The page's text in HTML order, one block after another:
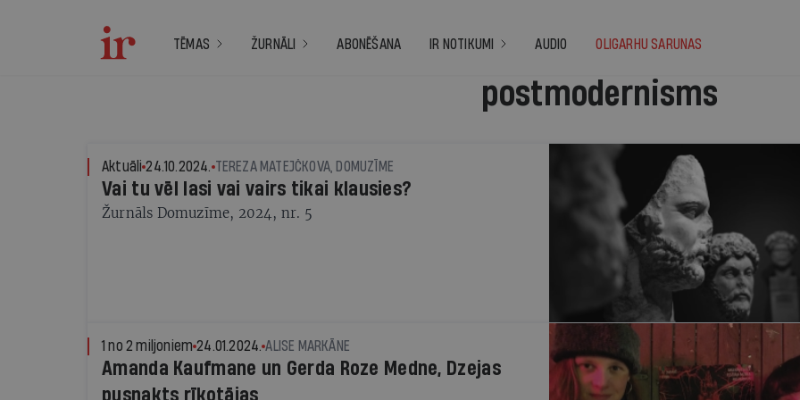
TĒMAS ŽURNĀLI ABONĒŠANA IR NOTIKUMI AUDIO OLIGARHU SARUNAS
postmodernisms
Aktuāli 24.10.2024. TEREZA MATEJČKOVA, DOMUZĪME
Vai tu vēl lasi vai vairs tikai klausies?
Žurnāls Domuzīme, 2024, nr. 5
1 no 2 miljoniem 24.01.2024. ALISE MARKĀNE
Amanda Kaufmane un Gerda Roze Medne, Dzejas
pusnakts rīkotājas